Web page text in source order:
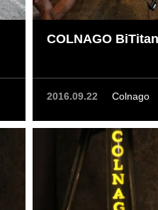
COLNAGO
2016.09.22 Colnago